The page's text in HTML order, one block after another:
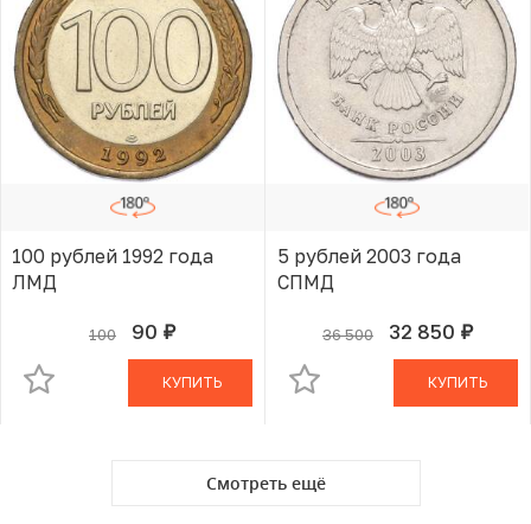
100 рублей 1992 года
ЛМД
100 90 руб.
В КОРЗИНЕ
КУПИТЬ
5 рублей 2003 года
СПМД
36 500 32 850 руб.
В КОРЗИНЕ
КУПИТЬ
Смотреть ещё